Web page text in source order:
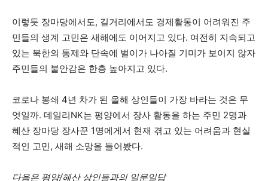
이렇듯 장마당에서도, 길거리에서도 경제활동이 어려워진 주
민들의 생계 고민은 새해에도 이어지고 있다. 여전히 지속되고
있는 북한의 통제와 단속에 벌이가 나아질 기미가 보이지 않자
주민들의 불안감은 한층 높아지고 있다.
코로나 봉쇄 4년 차가 된 올해 상인들이 가장 바라는 것은 무
엇일까. 데일리NK는 평양에서 장사 활동을 하는 주민 2명과
혜산 장마당 장사꾼 1명에게서 현재 겪고 있는 어려움과 현실
적인 고민, 새해 소망을 들어봤다.
다음은 평양/혜산 상인들과의 일문일답